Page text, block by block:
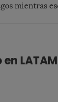
mientras